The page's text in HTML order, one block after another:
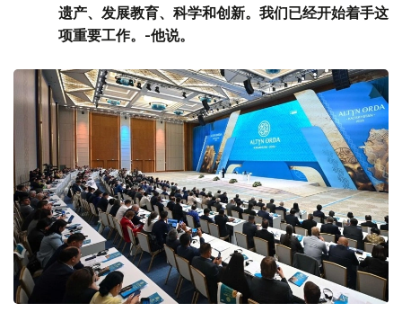
遗产、发展教育、科学和创新。我们已经开始着手这
项重要工作。-他说。